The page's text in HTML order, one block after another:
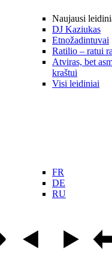
Naujausi
DJ Kaziukas
Etnožadintuvai
Ratilio – ratui
Atviras, bet
kraštui
Visi leidiniai
FR
DE
RU